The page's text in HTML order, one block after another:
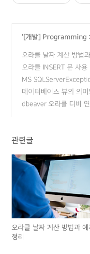
' [개발] Programming
오라클 날짜 계산 방법
오라클 INSERT 문 사
저장)
(0)
MS
이터는 잘립니다 - 해결
데이터베이스 뷰의 의
(DB View table)
(0)
dbeaver 오라클 디비
관련글
오라클 날짜 계산 방법과 예
정리